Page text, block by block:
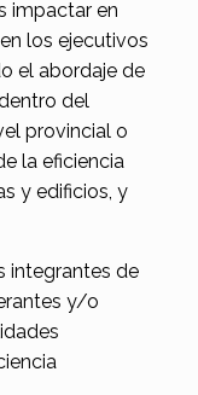
impactar en
los ejecutivos
el abordaje de
del
provincial o
la eficiencia
y edificios, y
integrantes de
y/o